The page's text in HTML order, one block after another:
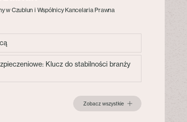
w Czublun i Wspólnicy Kancelaria Prawna
Klucz do stabilności branży
Zobacz wszystkie